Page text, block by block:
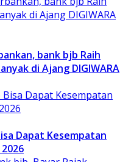
bank bjb Raih
di Ajang DIGIWARA
Dapat Kesempatan